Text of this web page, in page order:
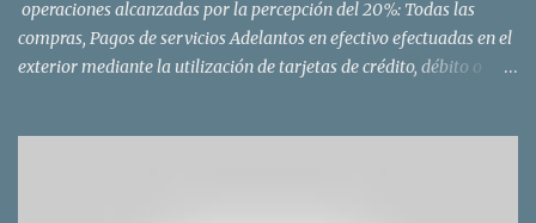
operaciones alcanzadas por la percepción del 20%: Todas las
compras, Pagos de servicios Adelantos en efectivo efectuadas en el
exterior mediante la utilización de tarjetas de crédito, débito o